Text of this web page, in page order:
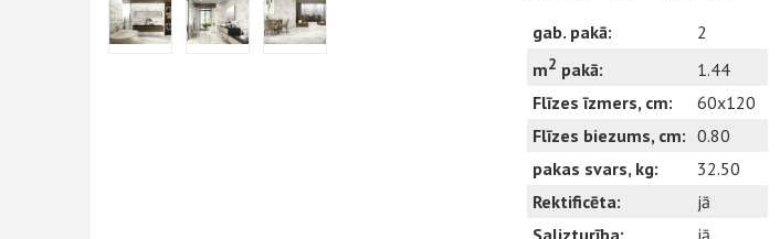
gab. pakā:
2
m2 pakā:
1.44
Flīzes īzmers, cm:
60x120
Flīzes biezums, cm: 0.80
pakas svars, kg:
32.50
Rektificēta:
jā